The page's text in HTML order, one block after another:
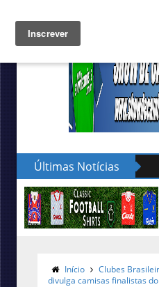
Últimas Notícias
Início Clubes
divulga camisas finalistas